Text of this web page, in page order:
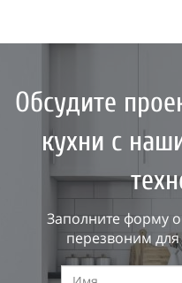
Обсудите
кухни с
Заполните форму
перезвоним